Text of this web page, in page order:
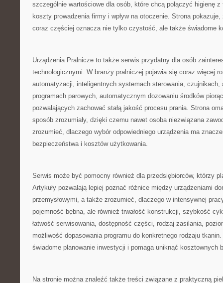
szczególnie wartościowe dla osób, które chcą połączyć higienę
koszty prowadzenia firmy i wpływ na otoczenie. Strona
coraz częściej oznacza nie tylko czystość, ale także świadome
Urządzenia Pralnicze to także serwis przydatny dla osób
technologicznymi. W branży pralniczej pojawia się coraz więcej
automatyzacji, inteligentnych systemach sterowania, czujnikach,
programach parowych, automatycznym dozowaniu środków
pozwalających zachować stałą jakość procesu prania. Strona
sposób zrozumiały, dzięki czemu nawet osoba niezwiązana
zrozumieć, dlaczego wybór odpowiedniego urządzenia ma
bezpieczeństwa i kosztów użytkowania.
Serwis może być pomocny również dla przedsiębiorców, którzy
Artykuły pozwalają lepiej poznać różnice między urządzeniami
przemysłowymi, a także zrozumieć, dlaczego w intensywnej
pojemność bębna, ale również trwałość konstrukcji, szybkość
łatwość serwisowania, dostępność części, rodzaj zasilania,
możliwość dopasowania programu do konkretnego rodzaju tkanin.
świadome planowanie inwestycji i pomaga uniknąć kosztownych
Na stronie można znaleźć także treści związane z praktyczną